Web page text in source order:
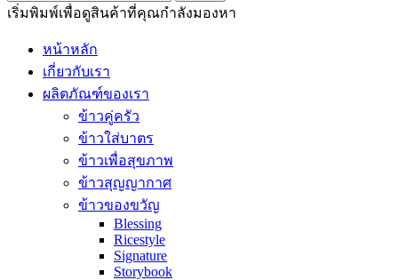
เริ่มพิมพ์เพื่อดูสินค้าที่คุณกำลังมองหา
หน้าหลัก
เกี่ยวกับเรา
ผลิตภัณฑ์ของเรา
ข้าวคู่ครัว
ข้าวใส่บาตร
ข้าวเพื่อสุขภาพ
ข้าวสุญญากาศ
ข้าวของขวัญ
Blessing
Ricestyle
Signature
Storybook